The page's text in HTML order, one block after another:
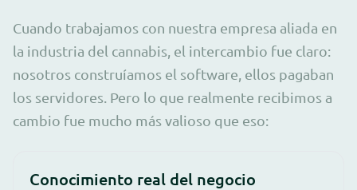
Cuando trabajamos con nuestra empresa aliada en
la industria del cannabis, el intercambio fue claro:
nosotros construíamos el software, ellos pagaban
los servidores. Pero lo que realmente recibimos a
cambio fue mucho más valioso que eso:
Conocimiento real del negocio